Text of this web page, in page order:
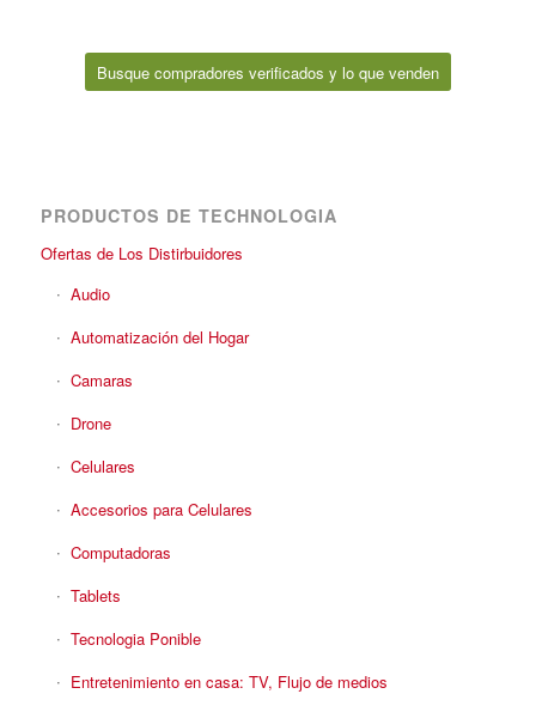
Busque compradores verificados y lo que venden
PRODUCTOS DE TECHNOLOGIA
Ofertas de Los Distirbuidores
Audio
Automatización del Hogar
Camaras
Drone
Celulares
Accesorios para Celulares
Computadoras
Tablets
Tecnologia Ponible
Entretenimiento en casa: TV, Flujo de medios